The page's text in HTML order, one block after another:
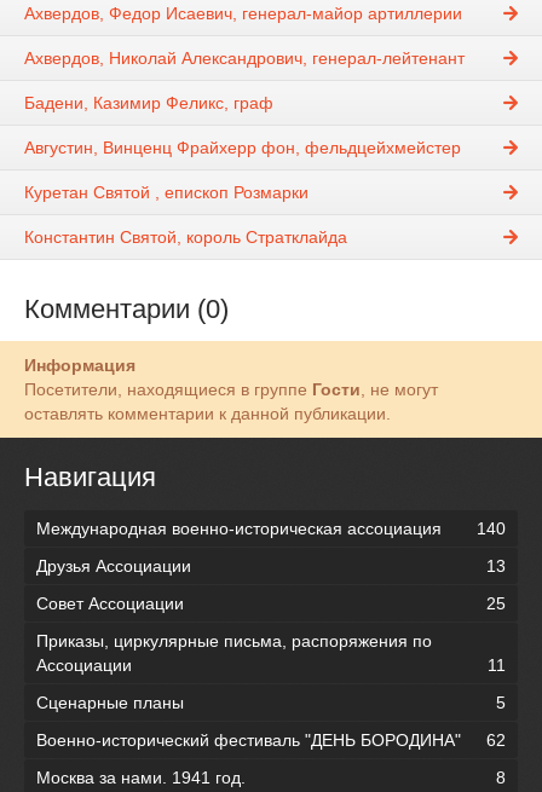
Ахвердов, Федор Исаевич, генерал-майор артиллерии
Ахвердов, Николай Александрович, генерал-лейтенант
Бадени, Казимир Феликс, граф
Августин, Винценц Фрайхерр фон, фельдцейхмейстер
Куретан Святой , епископ Розмарки
Константин Святой, король Стратклайда
Комментарии (0)
Информация
Посетители, находящиеся в группе Гости, не могут
оставлять комментарии к данной публикации.
Навигация
Международная военно-историческая ассоциация
140
Друзья Ассоциации
13
Совет Ассоциации
25
Приказы, циркулярные письма, распоряжения по
Ассоциации
11
Сценарные планы
5
Военно-исторический фестиваль "ДЕНЬ БОРОДИНА"
62
Москва за нами. 1941 год.
8